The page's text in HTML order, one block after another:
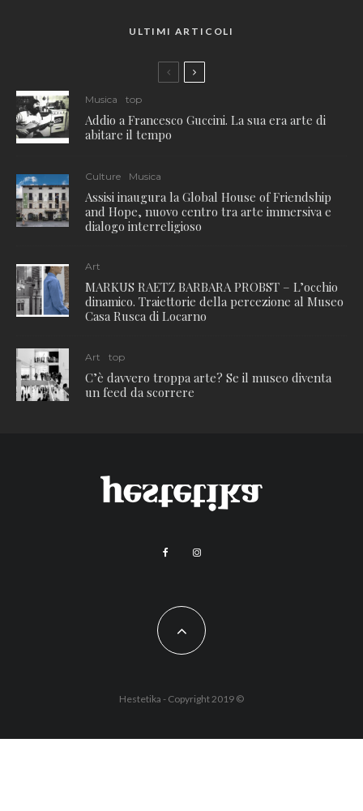
ULTIMI ARTICOLI
Musica top
Addio a Francesco Guccini. La sua era arte di
abitare il tempo
Culture Musica
Assisi inaugura la Global House of Friendship
and Hope, nuovo centro tra arte immersiva e
dialogo interreligioso
Art
MARKUS RAETZ BARBARA PROBST – L’occhio
dinamico. Traiettorie della percezione al Museo
Casa Rusca di Locarno
Art top
C’è davvero troppa arte? Se il museo diventa
un feed da scorrere
Hestetika - Copyright 2019 ©